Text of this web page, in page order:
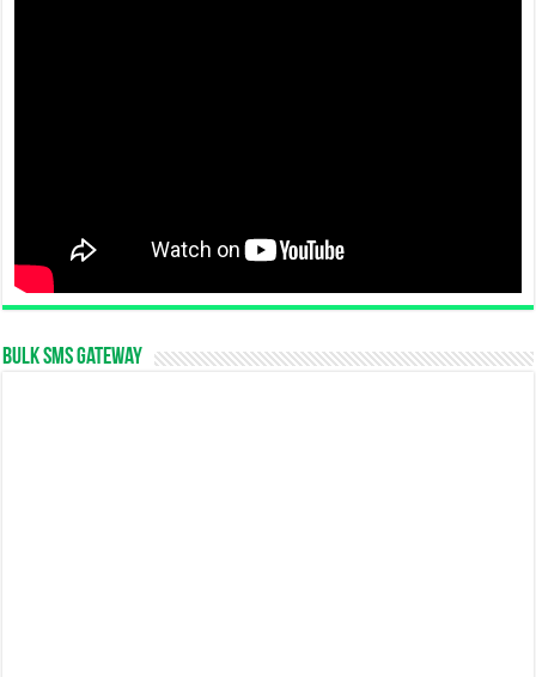
Bulk SMS Gateway